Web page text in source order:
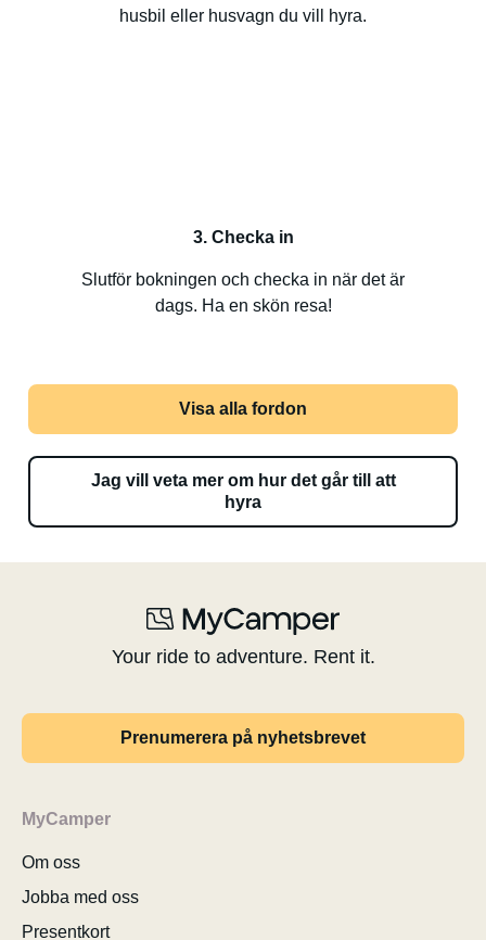
husbil eller husvagn du vill hyra.
3. Checka in
Slutför bokningen och checka in när det är
dags. Ha en skön resa!
Visa alla fordon
Jag vill veta mer om hur det går till att
hyra
Your ride to adventure. Rent it.
Prenumerera på nyhetsbrevet
MyCamper
Om oss
Jobba med oss
Presentkort